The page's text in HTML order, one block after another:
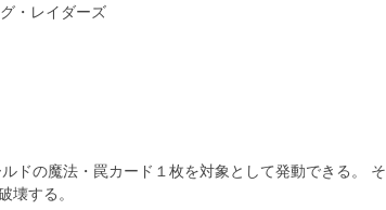
・レイダーズ
ドの魔法・罠カード１枚を対象として発動できる。 そ
壊する。